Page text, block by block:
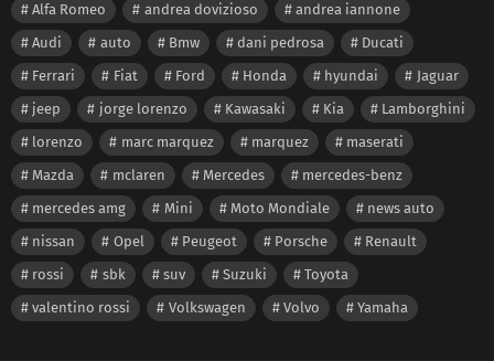
Alfa Romeo andrea dovizioso
andrea iannone
Audi
auto Bmw dani pedrosa
Ducati
Ferrari
Fiat Ford Honda hyundai
Jaguar
jeep
jorge lorenzo Kawasaki Kia
Lamborghini
lorenzo
marc marquez marquez
maserati
Mazda
mclaren Mercedes
mercedes-benz
mercedes amg
Mini Moto Mondiale
news auto
nissan
Opel Peugeot Porsche
Renault
rossi
sbk suv Suzuki
Toyota
valentino rossi
Volkswagen Volvo Yamaha